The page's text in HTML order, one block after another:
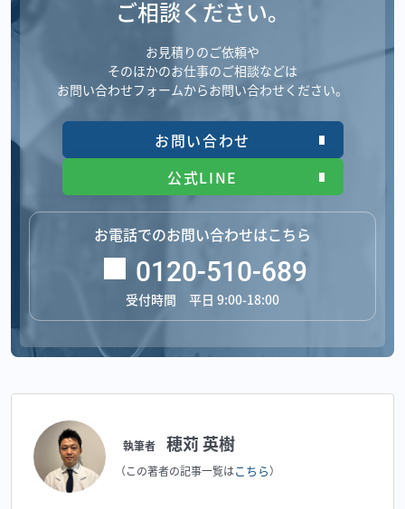
ご相談ください。
お見積りのご依頼や
そのほかのお仕事のご相談などは
お問い合わせフォームからお問い合わせください。
お問い合わせ
公式LINE
お電話でのお問い合わせはこちら
0120-510-689
受付時間 平日 9:00-18:00
執筆者 穂苅 英樹
（この著者の記事一覧はこちら）